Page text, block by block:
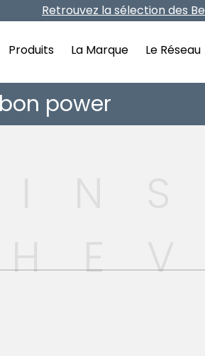
Retrouvez la sélection des
Produits
La Marque Le Réseau
power